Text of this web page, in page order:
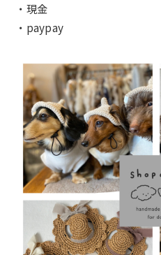
・現金
・paypay